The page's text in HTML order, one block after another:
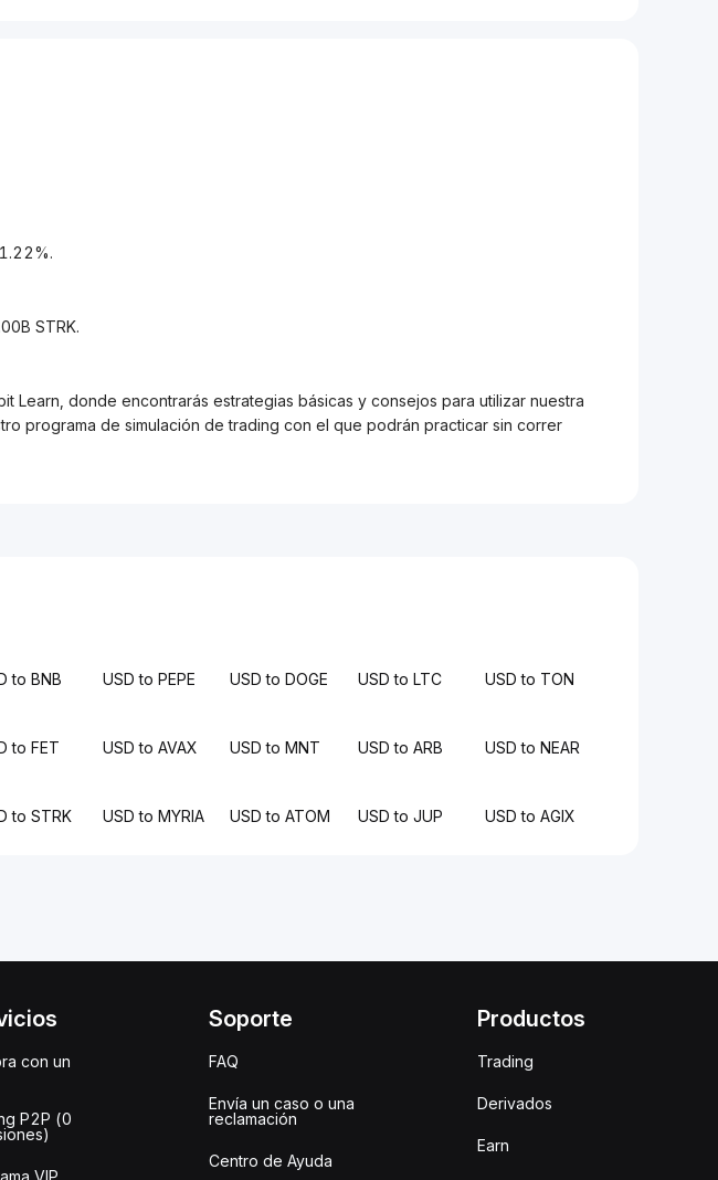
STRK.
Learn, donde encontrarás estrategias básicas y consejos para utilizar nuestra
programa de simulación de trading con el que podrán practicar sin correr
to BNB USD to PEPE USD to DOGE USD to LTC USD to TON
to FET USD to AVAX USD to MNT USD to ARB USD to NEAR
to STRK USD to MYRIA USD to ATOM USD to JUP USD to AGIX
con un
P2P (0
VIP
Soporte
FAQ
Envía un caso o una
reclamación
Centro de Ayuda
Productos
Trading
Derivados
Earn